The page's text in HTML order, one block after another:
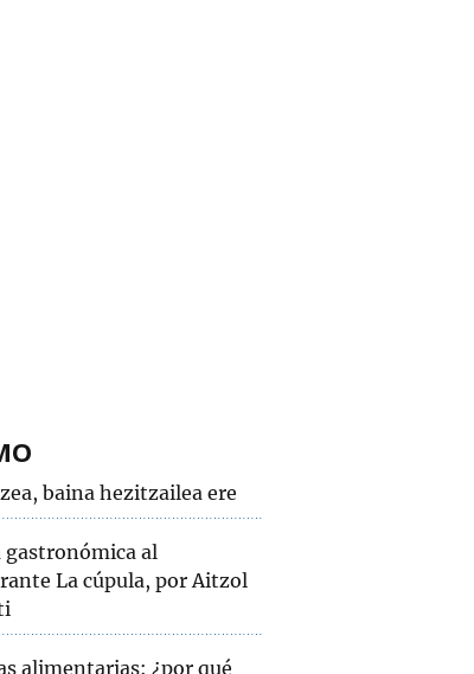
baina hezitzailea ere
gastronómica al
La cúpula, por Aitzol
alimentarias: ¿por qué